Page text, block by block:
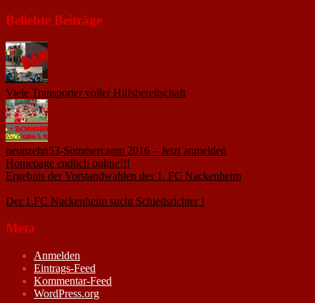
Beliebte Beiträge
Viele Transporter voller Hilfsbereitschaft
neunzehn53-Sommercamp 2016 – Jetzt anmelden
Homepage endlich online!!!
Ergebnis der Vorstandwahlen des 1. FC Nackenheim
Der 1.FC Nackenheim sucht Schiedsrichter !
Meta
Anmelden
Eintrags-Feed
Kommentar-Feed
WordPress.org